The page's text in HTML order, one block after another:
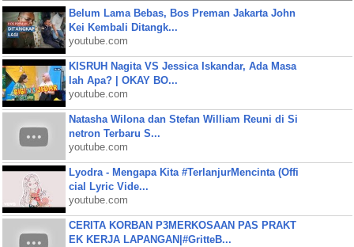
Belum Lama Bebas, Bos Preman Jakarta John
Kei Kembali Ditangk...
youtube.com
KISRUH Nagita VS Jessica Iskandar, Ada Masa
lah Apa? | OKAY BO...
youtube.com
Natasha Wilona dan Stefan William Reuni di Si
netron Terbaru S...
youtube.com
Lyodra - Mengapa Kita #TerlanjurMencinta (Offi
cial Lyric Vide...
youtube.com
CERITA KORBAN P3MERKOSAAN PAS PRAKT
EK KERJA LAPANGAN|#GritteB...